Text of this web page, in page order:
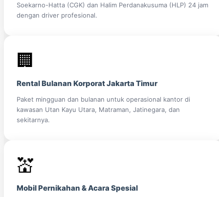
Soekarno-Hatta (CGK) dan Halim Perdanakusuma (HLP) 24 jam
dengan driver profesional.
🏢
Rental Bulanan Korporat Jakarta Timur
Paket mingguan dan bulanan untuk operasional kantor di
kawasan Utan Kayu Utara, Matraman, Jatinegara, dan
sekitarnya.
💒
Mobil Pernikahan & Acara Spesial